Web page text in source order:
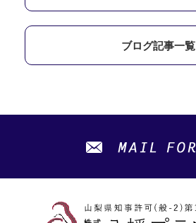
ブログ記事一覧